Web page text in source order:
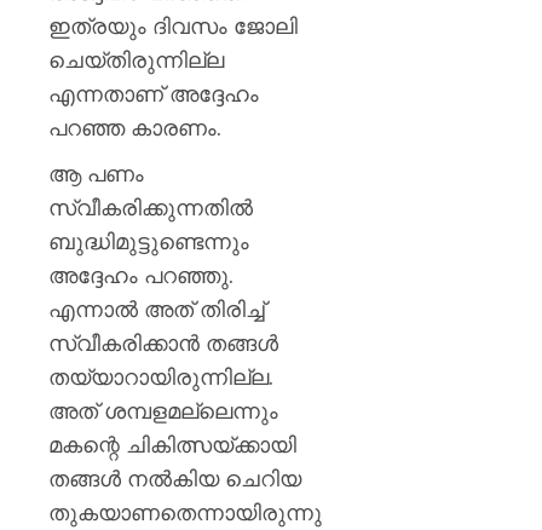
ഇത്രയും ദിവസം ജോലി
ചെയ്തിരുന്നില്ല
എന്നതാണ് അദ്ദേഹം
പറഞ്ഞ കാരണം.
ആ പണം
സ്വീകരിക്കുന്നതില്‍
ബുദ്ധിമുട്ടുണ്ടെന്നും
അദ്ദേഹം പറഞ്ഞു.
എന്നാല്‍ അത് തിരിച്ച്
സ്വീകരിക്കാന്‍ തങ്ങള്‍
തയ്യാറായിരുന്നില്ല.
അത് ശമ്പളമല്ലെന്നും
മകന്റെ ചികിത്സയ്ക്കായി
തങ്ങള്‍ നല്‍കിയ ചെറിയ
തുകയാണതെന്നായിരുന്നു